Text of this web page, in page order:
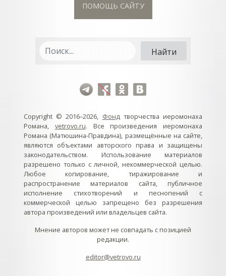
ПОМОЩЬ САЙТУ
Copyright © 2016–2026, Фондтворчества иеромонаха
Романа, vetrovo.ru. Все произведения иеромонаха
Романа (Матюшина-Правдина), размещённые на сайте,
являются объектами авторского права и защищены
законодательством. Использование материалов
разрешено только с личной, некоммерческой целью.
Любое копирование, тиражирование и
распространение материалов сайта, публичное
исполнение стихотворений и песнопений с
коммерческой целью запрещено без разрешения
автора произведений или владельцев сайта.
Мнение авторов может не совпадать с позицией
редакции.
editor@vetrovo.ru